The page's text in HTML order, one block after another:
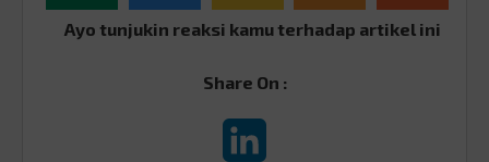
Ayo tunjukin reaksi kamu terhadap artikel ini
Share On :